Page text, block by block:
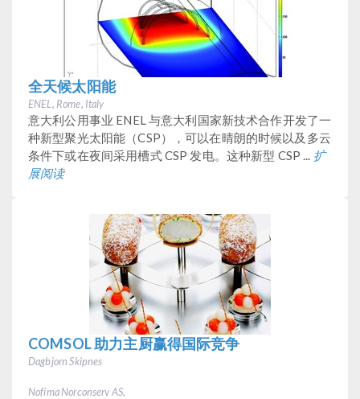
全天候太阳能
ENEL, Rome, Italy
意大利公用事业 ENEL 与意大利国家新技术合作开发了一
种新型聚光太阳能（CSP），可以在晴朗的时候以及多云
条件下或在夜间采用槽式 CSP 发电。这种新型 CSP ... 扩
展阅读
COMSOL 助力主厨赢得国际竞争
Dagbjorn Skipnes
Nofima Norconserv AS,